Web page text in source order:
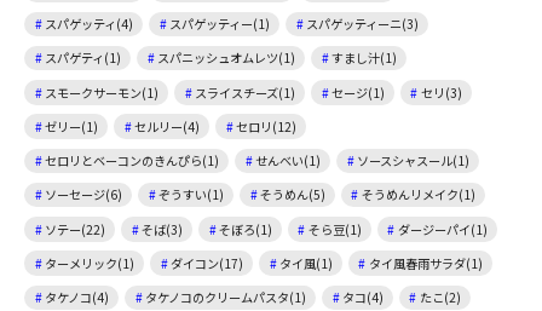
スパゲッティ(4)
スパゲッティー(1)
スパゲッティーニ(3)
スパゲティ(1)
スパニッシュオムレツ(1)
すまし汁(1)
スモークサーモン(1)
スライスチーズ(1) セージ(1)
セリ(3)
ゼリー(1)
セルリー(4)
セロリ(12)
セロリとベーコンのきんぴら(1)
せんべい(1)
ソースシャスール(1)
ソーセージ(6)
ぞうすい(1) そうめん(5)
そうめんリメイク(1)
ソテー(22)
そば(3) そぼろ(1) そら豆(1)
ダージーパイ(1)
ターメリック(1)
ダイコン(17) タイ風(1)
タイ風春雨サラダ(1)
タケノコ(4)
タケノコのクリームパスタ(1) タコ(4)
たこ(2)